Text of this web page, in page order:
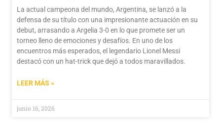
La actual campeona del mundo, Argentina, se lanzó a la
defensa de su título con una impresionante actuación en su
debut, arrasando a Argelia 3-0 en lo que promete ser un
torneo lleno de emociones y desafíos. En uno de los
encuentros más esperados, el legendario Lionel Messi
destacó con un hat-trick que dejó a todos maravillados.
LEER MÁS »
junio 16, 2026